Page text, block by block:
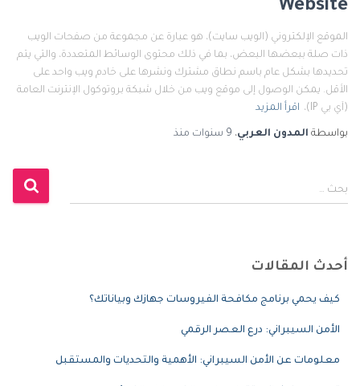
Website
الموقع الإلكتروني (الويب سايت)، هو عبارة عن مجموعة من صفحات الويب
ذات صلة ببعضها البعض، بما في ذلك محتوى الوسائط المتعددة، والتي يتم
تحديدها بشكل عام باسم نطاق مشترك ونشرها على خادم ويب واحد على
الأقل. يمكن الوصول إلى موقع ويب من خلال شبكة بروتوكول الإنترنت العامة
(آي بي IP)،
اقرأ المزيد
بواسطة المدون العربي، 9 سنوات منذ
ل
ع
بحث …
أحدث المقالات
كيف يحمي برنامج مكافحة الفيروسات جهازك وبياناتك؟
الأمن السيبراني: درع العصر الرقمي
معلومات عن الأمن السيبراني: الأهمية والتحديات والمستقبل